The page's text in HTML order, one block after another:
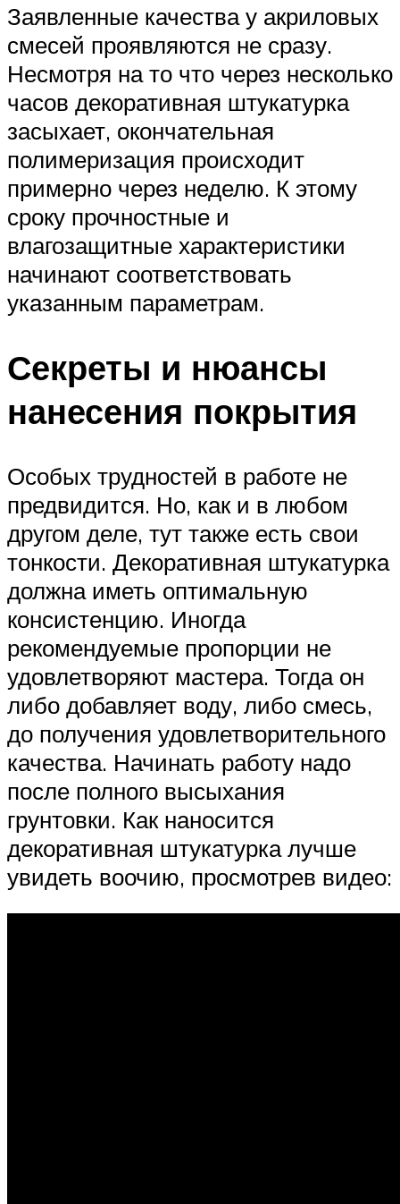
Заявленные качества у акриловых
смесей проявляются не сразу.
Несмотря на то что через несколько
часов декоративная штукатурка
засыхает, окончательная
полимеризация происходит
примерно через неделю. К этому
сроку прочностные и
влагозащитные характеристики
начинают соответствовать
указанным параметрам.
Секреты и нюансы
нанесения покрытия
Особых трудностей в работе не
предвидится. Но, как и в любом
другом деле, тут также есть свои
тонкости. Декоративная штукатурка
должна иметь оптимальную
консистенцию. Иногда
рекомендуемые пропорции не
удовлетворяют мастера. Тогда он
либо добавляет воду, либо смесь,
до получения удовлетворительного
качества. Начинать работу надо
после полного высыхания
грунтовки. Как наносится
декоративная штукатурка лучше
увидеть воочию, просмотрев видео: